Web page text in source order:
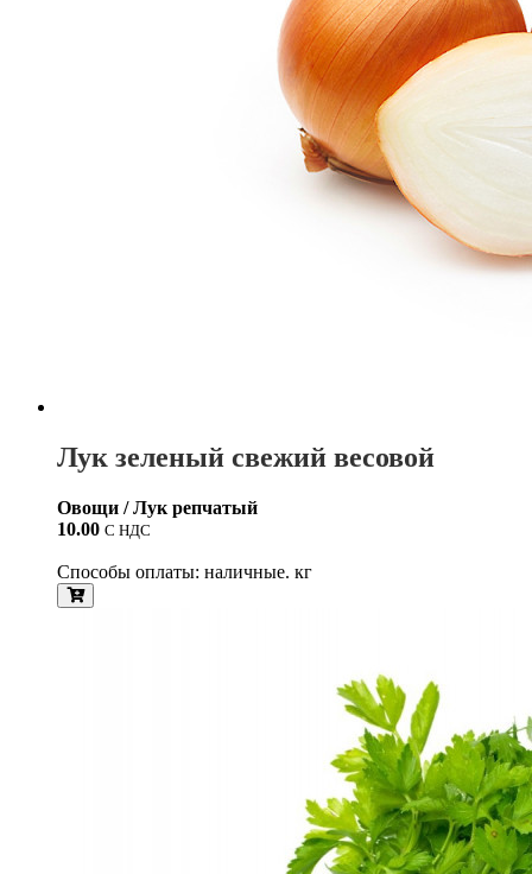
Лук зеленый свежий весовой
Овощи / Лук репчатый
10.00 С НДС
Способы оплаты: наличные. кг